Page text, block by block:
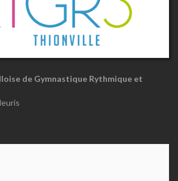
de Gymnastique Rythmique et